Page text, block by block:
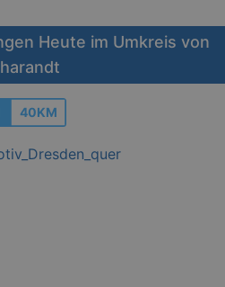
Heute im Umkreis von
40KM